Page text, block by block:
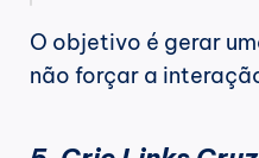
O objetivo é gerar
não forçar a